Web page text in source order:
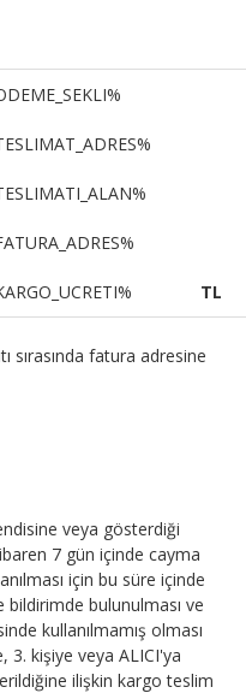
TL
sırasında fatura adresine
veya gösterdiği
7 gün içinde cayma
için bu süre içinde
bulunulması ve
kullanılmamış olması
3. kişiye veya ALICI'ya
ilişkin kargo teslim